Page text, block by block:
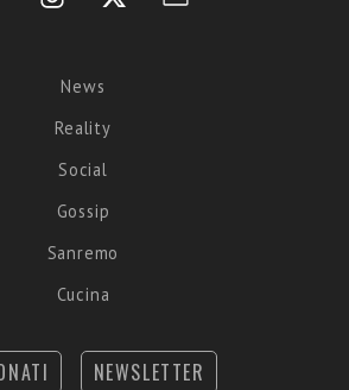
News
Reality
Social
Gossip
Sanremo
Cucina
NEWSLETTER